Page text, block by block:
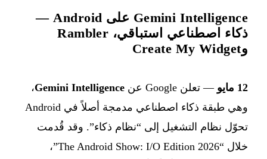
Gemini Intelligence على Android —
ذكاء اصطناعي استباقي، Rambler
وCreate My Widget
12 مايو — تعلن Google عن Gemini Intelligence،
وهي طبقة ذكاء اصطناعي مدمجة أصلاً في Android
تحوّل نظام التشغيل إلى “نظام ذكاء”. وقد قُدمت
خلال “The Android Show: I/O Edition 2026”،